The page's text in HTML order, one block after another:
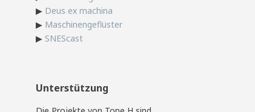
▶ Deus ex machina
▶ Maschinengeflüster
▶ SNEScast
Unterstützung